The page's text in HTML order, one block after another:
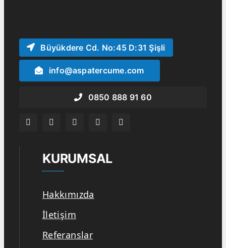
Büyükdere Cd. No:45 D:31 Şişli
info@aspatercume.com
0850 888 91 60
KURUMSAL
Hakkımızda
İletişim
Referanslar